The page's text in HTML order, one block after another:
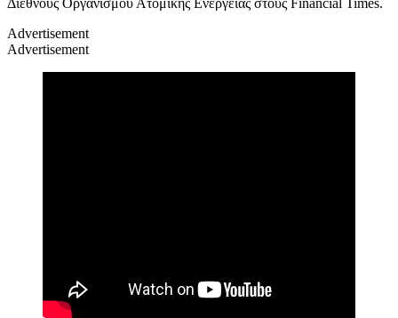
Διεθνούς Οργανισμού Ατομικής Ενέργειας στους Financial Times.
Advertisement
Advertisement